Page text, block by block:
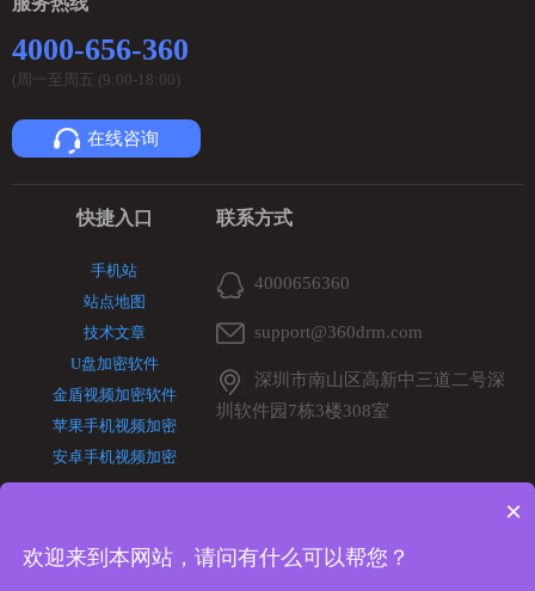
4000-656-360
(周一至周五 (9:00-18:00)
在线咨询
快捷入口
手机站
站点地图
技术文章
U盘加密软件
金盾视频加密软件
苹果手机视频加密
安卓手机视频加密
联系方式
4000656360
support@360drm.com
深圳市南山区高新中三道二号深
圳软件园7栋3楼308室
深圳市超时代软件有限公司专注视频加密软件，文件夹加密软件
×
欢迎来到本网站，请问有什么可以帮您？